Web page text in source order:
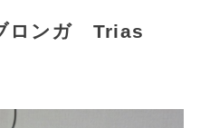
ロンガ Trias